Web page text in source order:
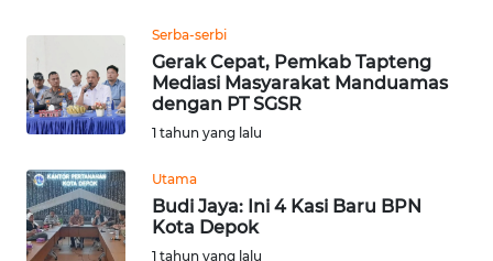
Serba-serbi
Gerak Cepat, Pemkab Tapteng
Mediasi Masyarakat Manduamas
dengan PT SGSR
1 tahun yang lalu
Utama
Budi Jaya: Ini 4 Kasi Baru BPN
Kota Depok
1 tahun yang lalu
WN
TINGGI
PAKPAK
WN
KARAWANG